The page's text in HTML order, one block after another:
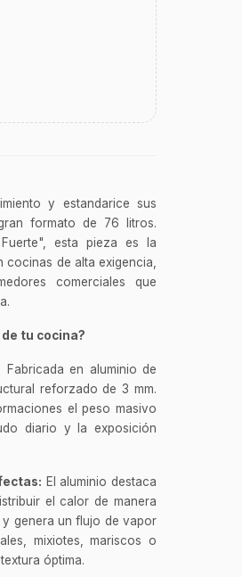
y estandarice sus
formato de 76 litros.
esta pieza es la
de alta exigencia,
comerciales que
tu cocina?
Fabricada en aluminio de
reforzado de 3 mm.
el peso masivo
diario y la exposición
El aluminio destaca
el calor de manera
genera un flujo de vapor
mixiotes, mariscos o
óptima.